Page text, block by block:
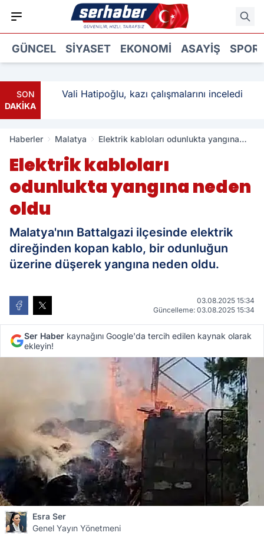
GÜNCEL SIYASET EKONOMI ASAYIŞ SPOR
SON
DAKİKA
Vali Hatipoğlu, kazı çalışmalarını inceledi
Haberler Malatya
Elektrik kabloları odunlukta yangına
Elektrik kabloları
odunlukta yangına neden
oldu
Malatya'nın Battalgazi ilçesinde elektrik
direğinden kopan kablo, bir odunluğun
üzerine düşerek yangına neden oldu.
03.08.2025 15:34
Güncelleme: 03.08.2025 15:34
Ser Haber kaynağını Google'da tercih edilen kaynak olarak
ekleyin!
Esra Ser
Genel Yayın Yönetmeni